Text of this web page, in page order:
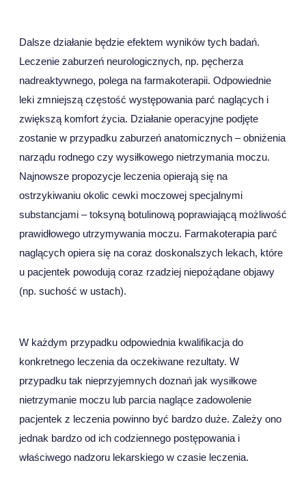
Dalsze działanie będzie efektem wyników tych badań.
Leczenie zaburzeń neurologicznych, np. pęcherza
nadreaktywnego, polega na farmakoterapii. Odpowiednie
leki zmniejszą częstość występowania parć naglących i
zwiększą komfort życia. Działanie operacyjne podjęte
zostanie w przypadku zaburzeń anatomicznych – obniżenia
narządu rodnego czy wysiłkowego nietrzymania moczu.
Najnowsze propozycje leczenia opierają się na
ostrzykiwaniu okolic cewki moczowej specjalnymi
substancjami – toksyną botulinową poprawiającą możliwość
prawidłowego utrzymywania moczu. Farmakoterapia parć
naglących opiera się na coraz doskonalszych lekach, które
u pacjentek powodują coraz rzadziej niepożądane objawy
(np. suchość w ustach).
W każdym przypadku odpowiednia kwalifikacja do
konkretnego leczenia da oczekiwane rezultaty. W
przypadku tak nieprzyjemnych doznań jak wysiłkowe
nietrzymanie moczu lub parcia naglące zadowolenie
pacjentek z leczenia powinno być bardzo duże. Zależy ono
jednak bardzo od ich codziennego postępowania i
właściwego nadzoru lekarskiego w czasie leczenia.